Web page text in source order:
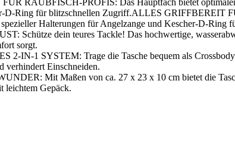
RAUBFISCH-PROFIS: Das Hauptfach bietet
D-Ring für blitzschnellen Zugriff.ALLES GRIFFBEREIT
Halterungen für Angelzange und Kescher-D-Ring
Schütze dein teures Tackle! Das hochwertige,
sorgt.
IN-1 SYSTEM: Trage die Tasche bequem als
verhindert Einschneiden.
Mit Maßen von ca. 27 x 23 x 10 cm bietet die
leichtem Gepäck.